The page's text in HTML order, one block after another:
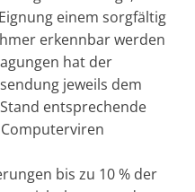
einem sorgfältig
erkennbar werden
hat der
jeweils dem
entsprechende
bis zu 10 % der